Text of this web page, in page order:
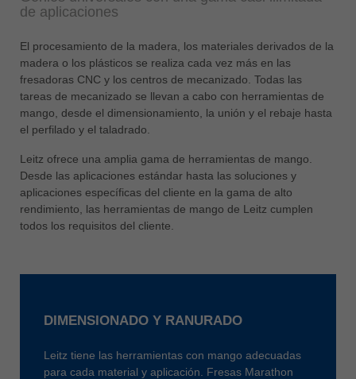
USA
english
Việt Nam
tiếng việt
中国
中文
ประเทศไทย
Україна
de aplicaciones
El procesamiento de la madera, los materiales derivados de la
madera o los plásticos se realiza cada vez más en las
fresadoras CNC y los centros de mecanizado. Todas las
tareas de mecanizado se llevan a cabo con herramientas de
mango, desde el dimensionamiento, la unión y el rebaje hasta
el perfilado y el taladrado.
Leitz ofrece una amplia gama de herramientas de mango.
Desde las aplicaciones estándar hasta las soluciones y
aplicaciones específicas del cliente en la gama de alto
rendimiento, las herramientas de mango de Leitz cumplen
todos los requisitos del cliente.
DIMENSIONADO Y RANURADO
Leitz tiene las herramientas con mango adecuadas
para cada material y aplicación. Fresas Marathon